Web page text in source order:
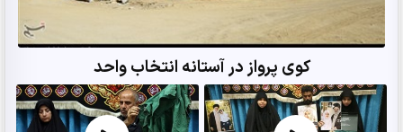
کوی پرواز در آستانه انتخاب واحد